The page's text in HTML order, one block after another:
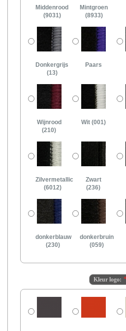
Middenrood
(9031)
Mintgroen
(8933)
Donkergrijs
(13)
Paars
Wijnrood
(210)
Wit (001)
Zilvermetallic
(6012)
Zwart
(236)
donkerblauw
(230)
donkerbruin
(059)
Kleur logo: